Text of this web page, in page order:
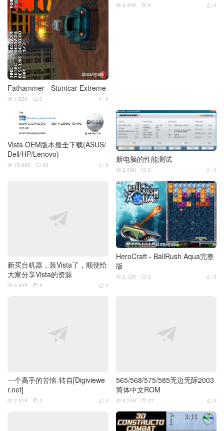
Fathammer - Stuntcar Extreme
 0
 1.92K  0
 0
 6.45K  6
Vista OEM版本最全下载(ASUS/
Dell/HP/Lenovo)
 0
 15.88K  23
新电脑的性能测试
 0
 2.59K  0
新买台机器，装Vista了，顺便给
大家分享Vista的资源
 0
 3.84K  8
HeroCraft - BallRush Aqua完整
版
 0
 2.12K  0
一个高手的苦恼-转自[Digiviewe
r.net]
 0
 2.51K  2
565/568/575/585无边无际2003
简体中文ROM
 0
 6.24K  27